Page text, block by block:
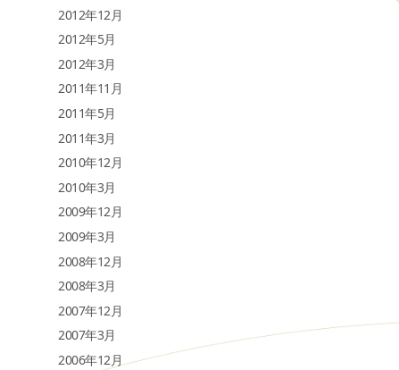
2012年12月
2012年5月
2012年3月
2011年11月
2011年5月
2011年3月
2010年12月
2010年3月
2009年12月
2009年3月
2008年12月
2008年3月
2007年12月
2007年3月
2006年12月